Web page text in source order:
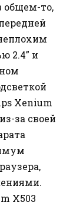
общем-то,
2.4” и
Xenium
за своей
X503